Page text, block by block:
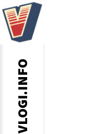
VLOGI.INFO